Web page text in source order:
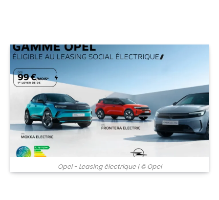
© Opel
Opel - Leasing électrique| © Opel